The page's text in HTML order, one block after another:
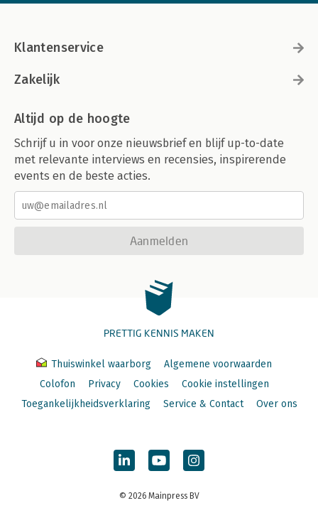
Klantenservice
Zakelijk
Altijd op de hoogte
Schrijf u in voor onze nieuwsbrief en blijf up-to-date
met relevante interviews en recensies, inspirerende
events en de beste acties.
Aanmelden
PRETTIG KENNIS MAKEN
Thuiswinkel waarborg
Algemene voorwaarden
Colofon
Privacy Cookies
Cookie instellingen
Toegankelijkheidsverklaring
Service & Contact Over ons
© 2026 Mainpress BV